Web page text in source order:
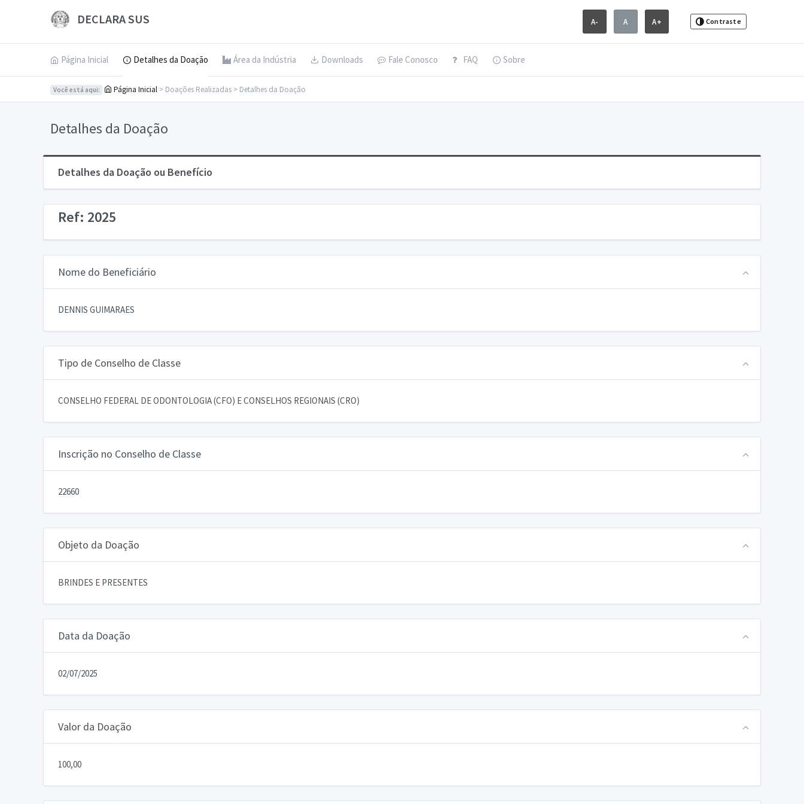
DECLARA SUS A- A A+ Contraste
Página Inicial Detalhes da Doação Área da Indústria Downloads Fale Conosco FAQ Sobre
Você está aqui: Página Inicial > Doações Realizadas > Detalhes da Doação
Detalhes da Doação
Detalhes da Doação ou Benefício
Ref: 2025
Nome do Beneficiário
DENNIS GUIMARAES
Tipo de Conselho de Classe
CONSELHO FEDERAL DE ODONTOLOGIA (CFO) E CONSELHOS REGIONAIS (CRO)
Inscrição no Conselho de Classe
22660
Objeto da Doação
BRINDES E PRESENTES
Data da Doação
02/07/2025
Valor da Doação
100,00